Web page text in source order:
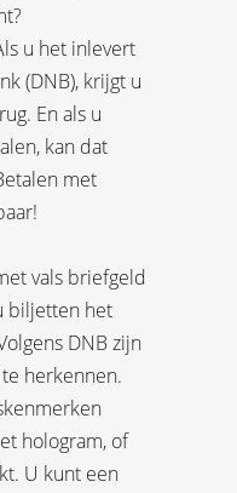
u het inlevert
(DNB), krijgt u
En als u
kan dat
met
vals briefgeld
biljetten het
DNB zijn
herkennen.
hologram, of
U kunt een